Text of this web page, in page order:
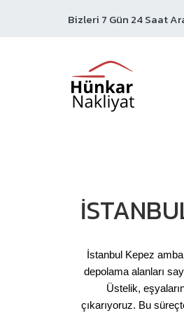
Bizleri 7 Gün 24 Saat
İstanbul Kepez
depolama alanları
Üstelik,
çıkarıyoruz. Bu